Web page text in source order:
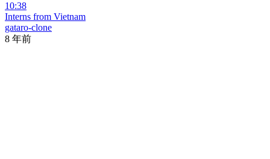
10:38
Interns from Vietnam
gataro-clone
8 年前